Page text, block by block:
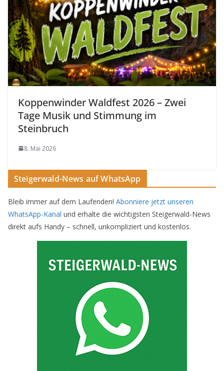
Koppenwinder Waldfest 2026 – Zwei
Tage Musik und Stimmung im
Steinbruch
8. Mai 2026
Steigerwald-News auf WhatsApp
Bleib immer auf dem Laufenden! Abonniere jetzt unseren
WhatsApp-Kanal und erhalte die wichtigsten Steigerwald-News
direkt aufs Handy – schnell, unkompliziert und kostenlos.